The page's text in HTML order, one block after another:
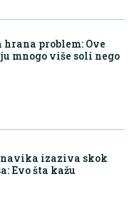
hrana problem: Ove
mnogo više soli nego
izaziva skok
Evo šta kažu